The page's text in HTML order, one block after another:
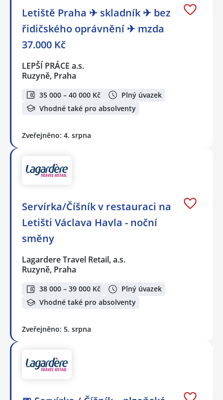
Letiště Praha ✈ skladník ✈ bez
řidičského oprávnění ✈ mzda
37.000 Kč
LEPŠÍ PRÁCE a.s.
Ruzyně, Praha
35 000 – 40 000 Kč
Plný úvazek
Vhodné také pro absolventy
Zveřejněno: 4. srpna
Servírka/Číšník v restauraci na
Letišti Václava Havla - noční
směny
Lagardere Travel Retail, a.s.
Ruzyně, Praha
38 000 – 39 000 Kč
Plný úvazek
Vhodné také pro absolventy
Zveřejněno: 5. srpna